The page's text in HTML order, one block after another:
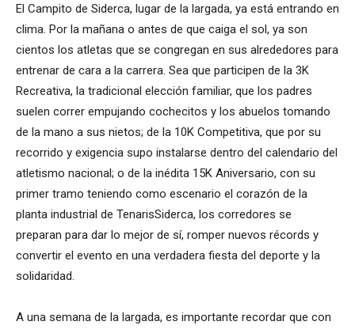
El Campito de Siderca, lugar de la largada, ya está entrando en
clima. Por la mañana o antes de que caiga el sol, ya son
cientos los atletas que se congregan en sus alrededores para
entrenar de cara a la carrera. Sea que participen de la 3K
Recreativa, la tradicional elección familiar, que los padres
suelen correr empujando cochecitos y los abuelos tomando
de la mano a sus nietos; de la 10K Competitiva, que por su
recorrido y exigencia supo instalarse dentro del calendario del
atletismo nacional; o de la inédita 15K Aniversario, con su
primer tramo teniendo como escenario el corazón de la
planta industrial de TenarisSiderca, los corredores se
preparan para dar lo mejor de sí, romper nuevos récords y
convertir el evento en una verdadera fiesta del deporte y la
solidaridad.
A una semana de la largada, es importante recordar que con